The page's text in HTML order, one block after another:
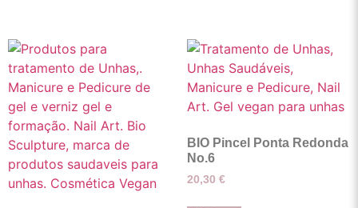
BIO Pincel Ponta Redonda
No.6
20,30 €